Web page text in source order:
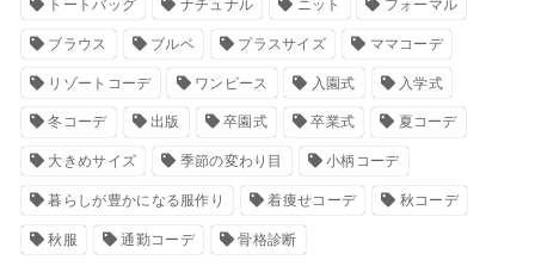
トートバッグ ナチュナル ニット フォーマル
ブラウス ブルベ プラスサイズ ママコーデ
リゾートコーデ ワンピース 入園式 入学式
冬コーデ 出版 卒園式 卒業式 夏コーデ
大きめサイズ 季節の変わり目 小柄コーデ
暮らしが豊かになる服作り 着痩せコーデ 秋コーデ
秋服 通勤コーデ 骨格診断